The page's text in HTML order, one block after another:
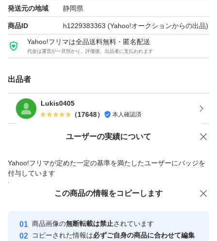
札者都合にてお取引キャンセルとさせて頂く場合がござい
ます。
セージへの返信及び評価につきましては省略させて頂く場
合がございますので、予めご了承下さい。
領収書の発行は現在承っておりません。
発送元の地域 静岡県
商品ID h1229383363 (Yahoo!オークションからの出品)
Yahoo!フリマは全品送料無料・匿名配送
代金は運営が一旦預かり、評価後、出品者に支払われます
出品者
Lukis0405
（17648） 本人確認済
ユーザーの実績について
Yahoo!フリマが定めた一定の基準を満たしたユーザーにバッジを
付与しています
安心取引出品者
取引実績
Yahoo!オークションで出品した商品のため一部機能は利用できません
商品への質問からの値下げ交渉、不適切なカテゴリ変更依頼は禁止です
この商品の情報をコピーします
商品画像の無断転載は禁止されています
コピーされた情報は必ずご自身の商品に合わせて編集
この商品をみている人にオススメ